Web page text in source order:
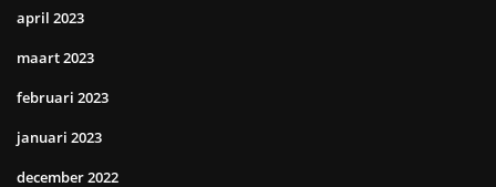
april 2023
maart 2023
februari 2023
januari 2023
december 2022